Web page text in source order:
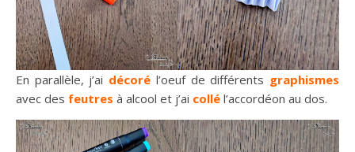
En parallèle, j’ai décoré l’oeuf de différents graphismes
avec des feutres à alcool et j’ai collé l’accordéon au dos.